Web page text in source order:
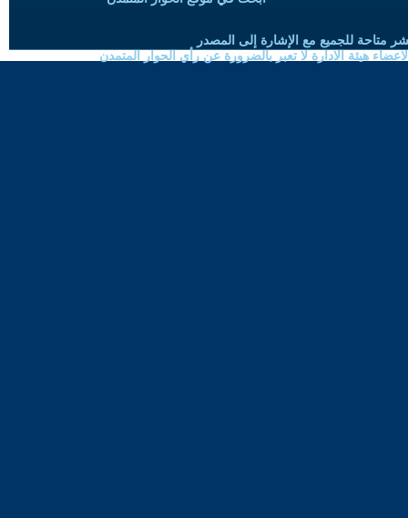
متاحة للجميع مع الإشارة إلى المصدر
هيئة الادارة لا تعبر بالضرورة عن رأي الحوار المتمدن